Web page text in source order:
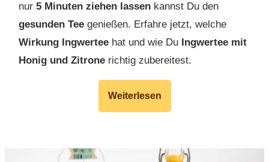
nur 5 Minuten ziehen lassen kannst Du den
gesunden Tee genießen. Erfahre jetzt, welche
Wirkung Ingwertee hat und wie Du Ingwertee mit
Honig und Zitrone richtig zubereitest.
Weiterlesen